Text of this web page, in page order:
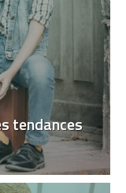
tendances